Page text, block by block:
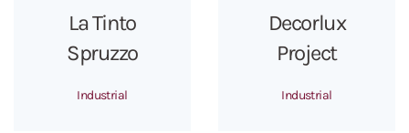
La Tinto
Spruzzo
Industrial
Decorlux
Project
Industrial